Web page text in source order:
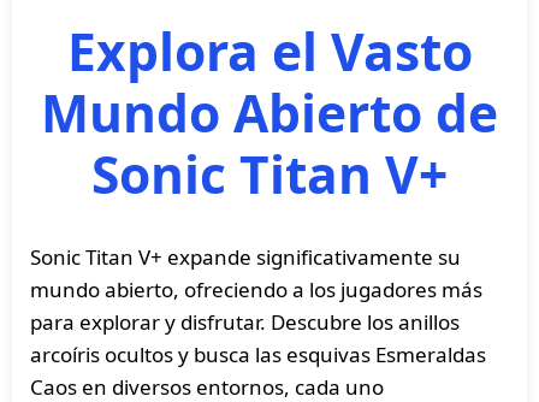
Explora el Vasto
Mundo Abierto de
Sonic Titan V+
Sonic Titan V+ expande significativamente su
mundo abierto, ofreciendo a los jugadores más
para explorar y disfrutar. Descubre los anillos
arcoíris ocultos y busca las esquivas Esmeraldas
Caos en diversos entornos, cada uno